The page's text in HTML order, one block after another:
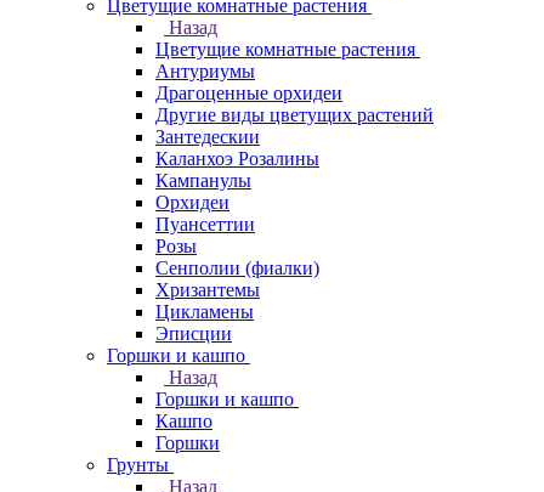
Цветущие комнатные растения
Назад
Цветущие комнатные растения
Антуриумы
Драгоценные орхидеи
Другие виды цветущих растений
Зантедескии
Каланхоэ Розалины
Кампанулы
Орхидеи
Пуансеттии
Розы
Сенполии (фиалки)
Хризантемы
Цикламены
Эписции
Горшки и кашпо
Назад
Горшки и кашпо
Кашпо
Горшки
Грунты
Назад